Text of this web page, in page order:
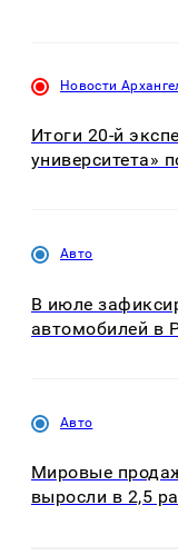
Новости
Итоги 20-й
университета»
Авто
В июле
автомобилей в
Авто
Мировые
выросли в 2,5